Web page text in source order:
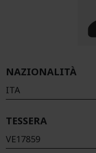
NAZIONALITÀ
ITA
TESSERA
VE17859